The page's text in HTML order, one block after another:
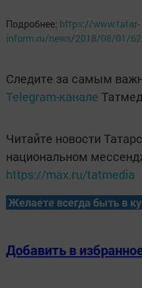
Подробнее: https://www.tatar-
inform.ru/news/2018/08/01/
Следите за самым
Telegram-канале
Читайте новости
национальном
https://max.ru/tatmedia
Желаете всегда быть в
Добавить в